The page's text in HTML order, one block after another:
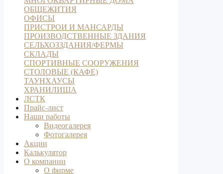
ОБЩЕЖИТИЯ
ОФИСЫ
ПРИСТРОИ И МАНСАРДЫ
ПРОИЗВОДСТВЕННЫЕ ЗДАНИЯ
СЕЛЬХОЗЗДАНИЯ/ФЕРМЫ
СКЛАДЫ
СПОРТИВНЫЕ СООРУЖЕНИЯ
СТОЛОВЫЕ (КАФЕ)
ТАУНХАУСЫ
ХРАНИЛИЩА
ЛСТК
Прайс-лист
Наши работы
Видеогалерея
Фотогалерея
Акции
Калькулятор
О компании
О фирме